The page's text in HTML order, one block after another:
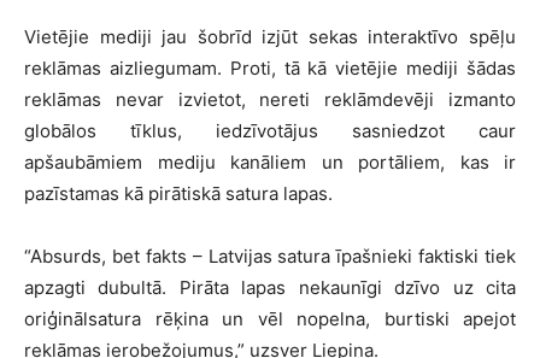
Vietējie mediji jau šobrīd izjūt sekas interaktīvo spēļu
reklāmas aizliegumam. Proti, tā kā vietējie mediji šādas
reklāmas nevar izvietot, nereti reklāmdevēji izmanto
globālos tīklus, iedzīvotājus sasniedzot caur
apšaubāmiem mediju kanāliem un portāliem, kas ir
pazīstamas kā pirātiskā satura lapas.
“Absurds, bet fakts – Latvijas satura īpašnieki faktiski tiek
apzagti dubultā. Pirāta lapas nekaunīgi dzīvo uz cita
oriģinālsatura rēķina un vēl nopelna, burtiski apejot
reklāmas ierobežojumus,” uzsver Liepiņa.